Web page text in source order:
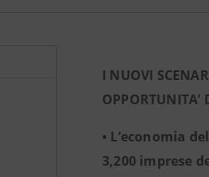
I NUOVI
OPPORTUNITA’
• L’economia
3,200 imprese